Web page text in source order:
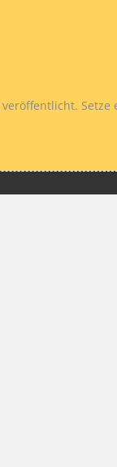
veröffentlicht. Setze